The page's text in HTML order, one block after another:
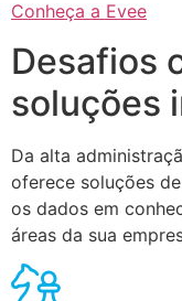
Conheça a Evee
Desafios
soluções
Da alta
oferece soluções
os dados em
áreas da sua